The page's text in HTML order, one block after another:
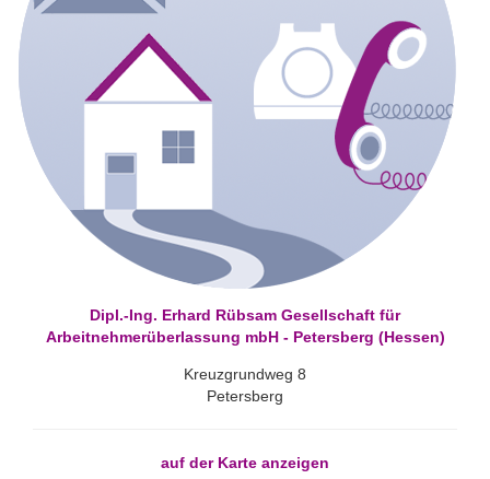
Dipl.-Ing. Erhard Rübsam Gesellschaft für
Arbeitnehmerüberlassung mbH - Petersberg (Hessen)
Kreuzgrundweg 8
Petersberg
auf der Karte anzeigen